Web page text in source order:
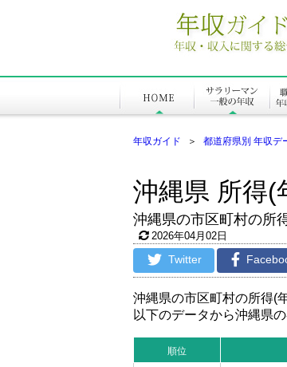
年収ガイド ＞ 都道府県別 年収デ
沖縄県 所得(
沖縄県の市区町村の所
2026年04月02日
Twitter
沖縄県の市区町村の所得(
以下のデータから沖縄県
順位